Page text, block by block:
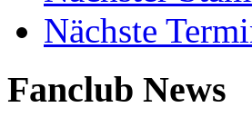
Nächste
Fanclub News